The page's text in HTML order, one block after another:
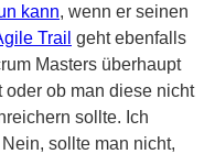
kann, wenn er seinen
Trail geht ebenfalls
Masters überhaupt
ob man diese nicht
sollte. Ich
sollte man nicht,